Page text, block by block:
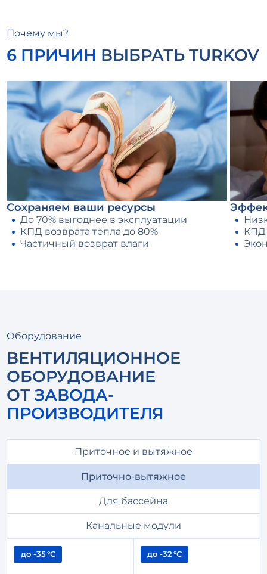
Почему мы?
6 ПРИЧИН ВЫБРАТЬ TURKOV
Сохраняем ваши ресурсы
До 70% выгоднее в эксплуатации
КПД возврата тепла до 80%
Частичный возврат влаги
КПД
Оборудование
ВЕНТИЛЯЦИОННОЕ
ОБОРУДОВАНИЕ
ОТЗАВОДА-
ПРОИЗВОДИТЕЛЯ
Приточное и вытяжное
Приточно-вытяжное
Для бассейна
Канальные модули
до -35 °С до -32 °С